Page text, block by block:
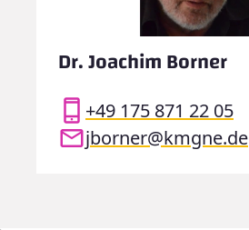
Dr. Joachim Borner
+49 175 871 22 05
jborner@kmgne.de